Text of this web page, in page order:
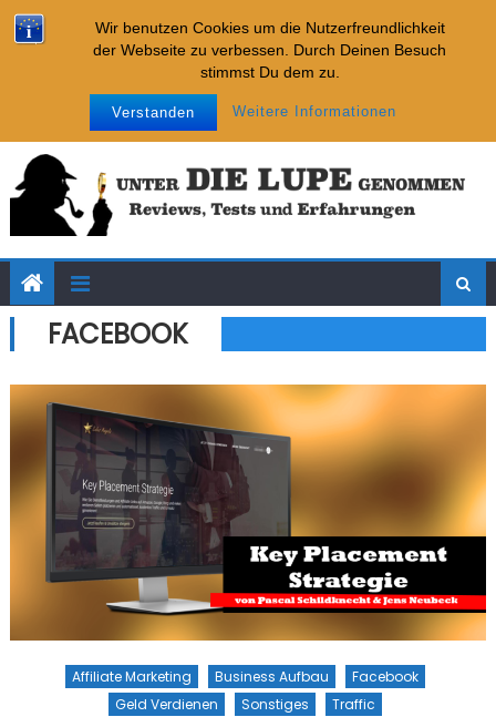
Wir benutzen Cookies um die Nutzerfreundlichkeit
der Webseite zu verbessen. Durch Deinen Besuch
stimmst Du dem zu.
Verstanden Weitere Informationen
Skip to content Neueste Tests:
Internet Cash Machine
Affiliate-Chatbot-Business
Affiliate-Kickstarter-System
Key Placement Strategie
Imparare
Internet Cash Machine
Samstag, August 08, 2026 Impressum
FACEBOOK
Affiliate Marketing Business Aufbau
Facebook
Geld Verdienen
Sonstiges Traffic